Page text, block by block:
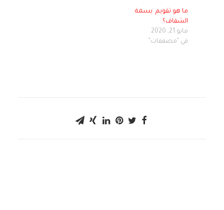
ما هو تقويم بسمة
الشفاف؟
مايو 21, 2020
في "مصففات"